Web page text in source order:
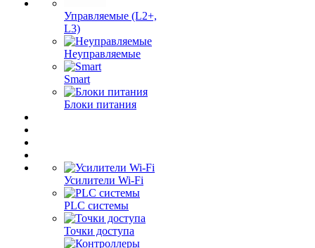
Управляемые (L2+,
L3)
Неуправляемые
Smart
Блоки питания
Усилители Wi-Fi
PLC системы
Точки доступа